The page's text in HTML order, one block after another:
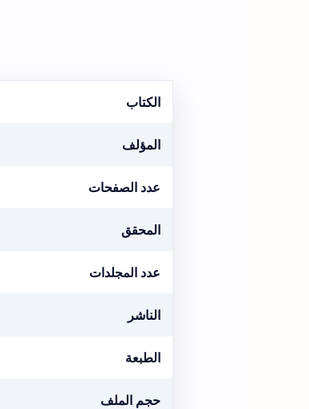
الكتاب
المؤلف
عدد الصفحات
المحقق
عدد المجلدات
الناشر
الطبعة
حجم الملف